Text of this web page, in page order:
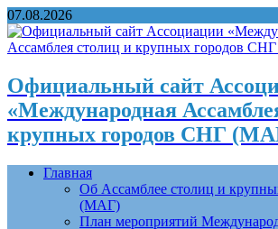
07.08.2026
Официальный сайт
«Международная
крупных городов СНГ
Главная
Об Ассамблее столиц и
(МАГ)
План мероприятий